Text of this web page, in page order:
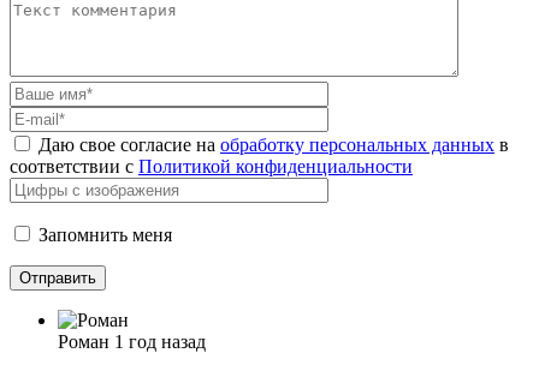
Даю свое согласие на обработку персональных данных в
соответствии с Политикой конфиденциальности
Запомнить меня
Роман 1 год назад